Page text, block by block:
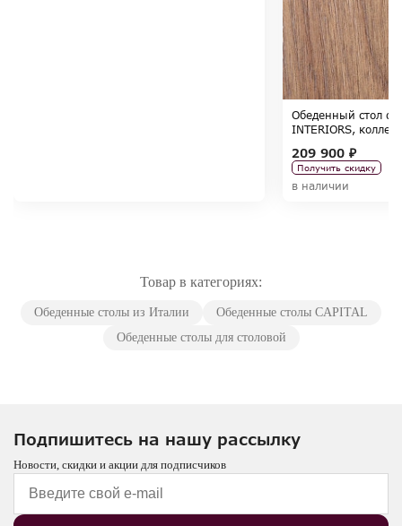
Обеденный стол
INTERIORS,
209 900 ₽
Получить скидку
в наличии
Товар в категориях:
Обеденные столы из Италии
Обеденные столы CAPITAL
Обеденные столы для столовой
Подпишитесь на нашу рассылку
Новости, скидки и акции для подписчиков